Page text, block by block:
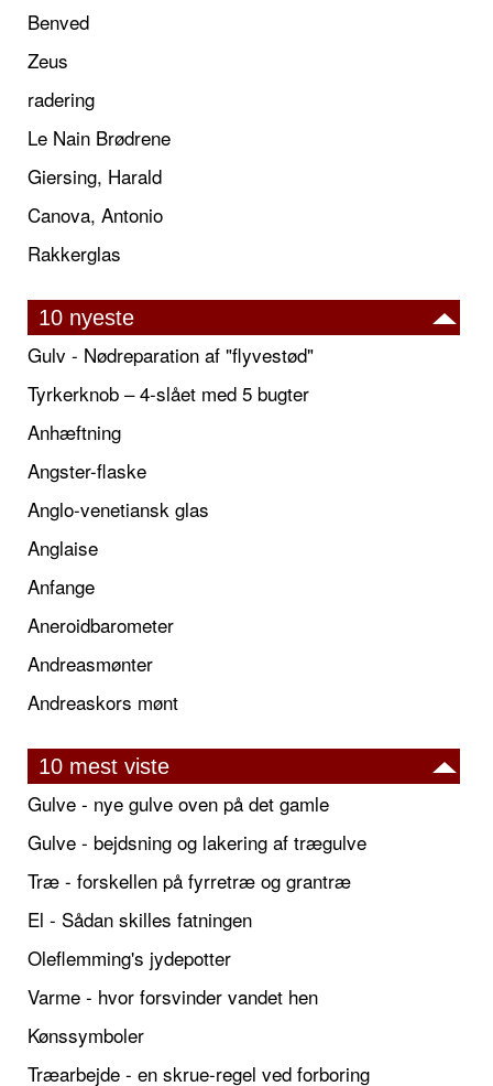
Benved
Zeus
radering
Le Nain Brødrene
Giersing, Harald
Canova, Antonio
Rakkerglas
10 nyeste
Gulv - Nødreparation af "flyvestød"
Tyrkerknob – 4-slået med 5 bugter
Anhæftning
Angster-flaske
Anglo-venetiansk glas
Anglaise
Anfange
Aneroidbarometer
Andreasmønter
Andreaskors mønt
10 mest viste
Gulve - nye gulve oven på det gamle
Gulve - bejdsning og lakering af trægulve
Træ - forskellen på fyrretræ og grantræ
El - Sådan skilles fatningen
Oleflemming's jydepotter
Varme - hvor forsvinder vandet hen
Kønssymboler
Træarbejde - en skrue-regel ved forboring